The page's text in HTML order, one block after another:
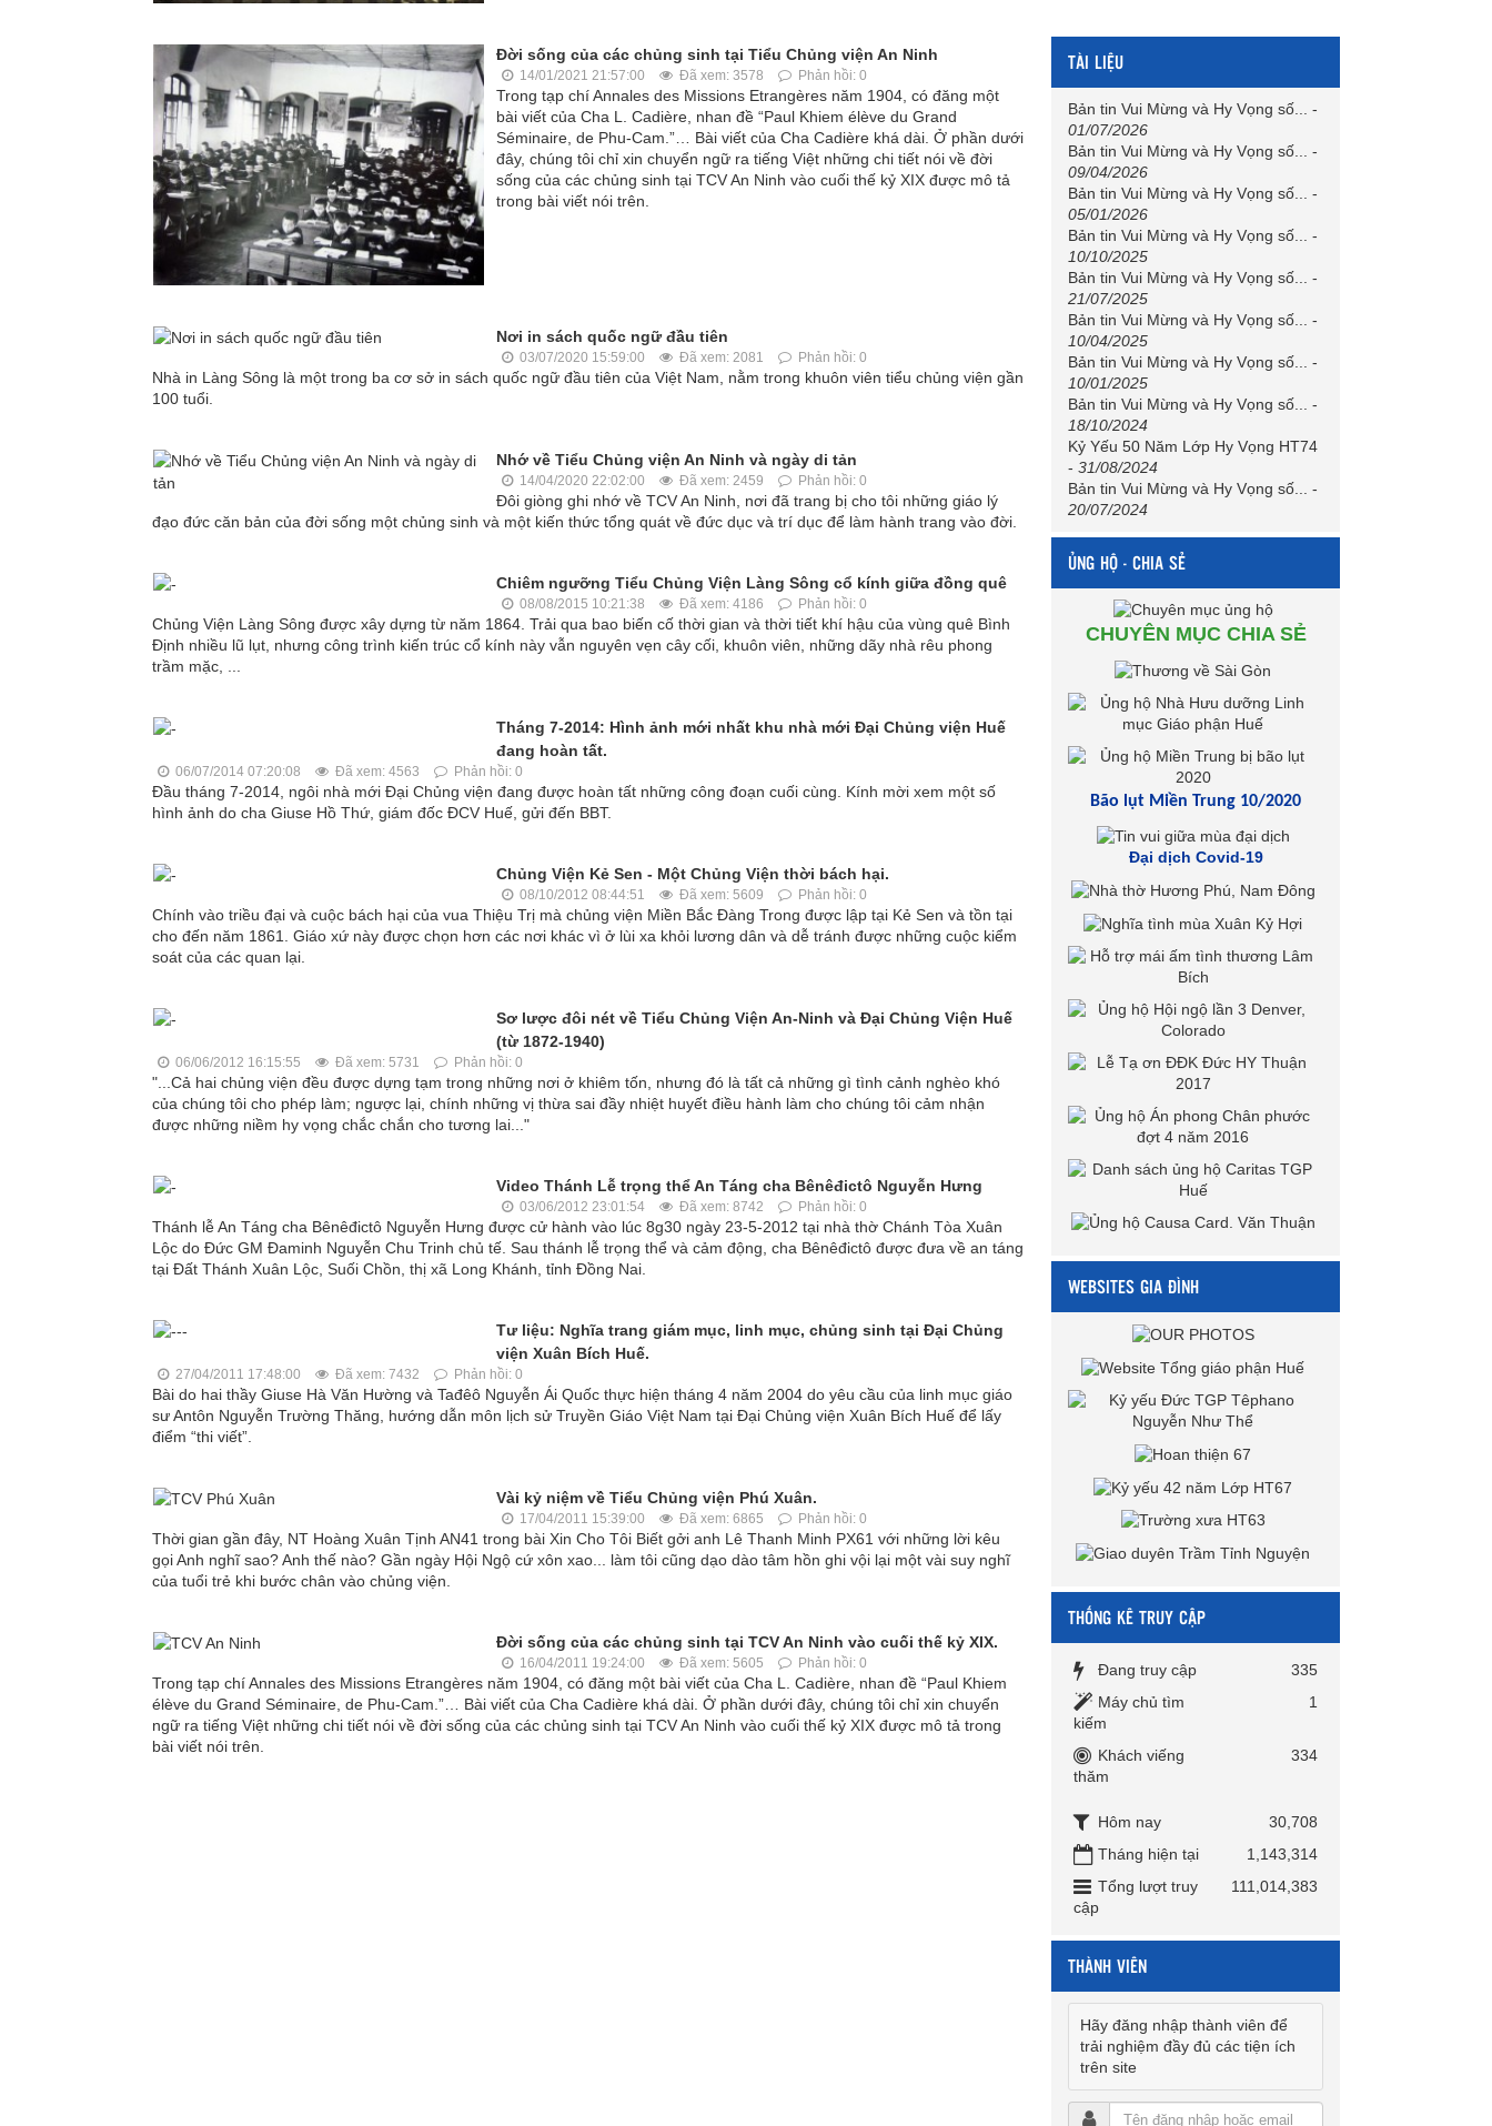
Đời sống của các chủng sinh tại Tiểu Chủng viện An Ninh
14/01/2021 21:57:00 Đã xem: 3578 Phản hồi: 0
Trong tạp chí Annales des Missions Etrangères năm 1904, có đăng một
bài viết của Cha L. Cadière, nhan đề “Paul Khiem élève du Grand
Séminaire, de Phu-Cam.”… Bài viết của Cha Cadière khá dài. Ở phần dưới
đây, chúng tôi chỉ xin chuyển ngữ ra tiếng Việt những chi tiết nói về đời
sống của các chủng sinh tại TCV An Ninh vào cuối thế kỷ XIX được mô tả
trong bài viết nói trên.
Nơi in sách quốc ngữ đầu tiên
03/07/2020 15:59:00 Đã xem: 2081 Phản hồi: 0
Nhà in Làng Sông là một trong ba cơ sở in sách quốc ngữ đầu tiên của Việt Nam, nằm trong khuôn viên tiểu chủng viện gần
100 tuổi.
Nhớ về Tiểu Chủng viện An Ninh và ngày di tản
14/04/2020 22:02:00 Đã xem: 2459 Phản hồi: 0
Đôi giòng ghi nhớ về TCV An Ninh, nơi đã trang bị cho tôi những giáo lý
đạo đức căn bản của đời sống một chủng sinh và một kiến thức tổng quát về đức dục và trí dục để làm hành trang vào đời.
Chiêm ngưỡng Tiểu Chủng Viện Làng Sông cổ kính giữa đồng quê
08/08/2015 10:21:38 Đã xem: 4186 Phản hồi: 0
Chủng Viện Làng Sông được xây dựng từ năm 1864. Trải qua bao biến cố thời gian và thời tiết khí hậu của vùng quê Bình
Định nhiều lũ lụt, nhưng công trình kiến trúc cổ kính này vẫn nguyên vẹn cây cối, khuôn viên, những dãy nhà rêu phong
trầm mặc, ...
Tháng 7-2014: Hình ảnh mới nhất khu nhà mới Đại Chủng viện Huế
đang hoàn tất.
06/07/2014 07:20:08 Đã xem: 4563 Phản hồi: 0
Đầu tháng 7-2014, ngôi nhà mới Đại Chủng viện đang được hoàn tất những công đoạn cuối cùng. Kính mời xem một số
hình ảnh do cha Giuse Hồ Thứ, giám đốc ĐCV Huế, gửi đến BBT.
Chủng Viện Kẻ Sen - Một Chủng Viện thời bách hại.
08/10/2012 08:44:51 Đã xem: 5609 Phản hồi: 0
Chính vào triều đại và cuộc bách hại của vua Thiệu Trị mà chủng viện Miền Bắc Đàng Trong được lập tại Kẻ Sen và tồn tại
cho đến năm 1861. Giáo xứ này được chọn hơn các nơi khác vì ở lùi xa khỏi lương dân và dễ tránh được những cuộc kiểm
soát của các quan lại.
Sơ lược đôi nét về Tiểu Chủng Viện An-Ninh và Đại Chủng Viện Huế
(từ 1872-1940)
06/06/2012 16:15:55 Đã xem: 5731 Phản hồi: 0
"...Cả hai chủng viện đều được dựng tạm trong những nơi ở khiêm tốn, nhưng đó là tất cả những gì tình cảnh nghèo khó
của chúng tôi cho phép làm; ngược lại, chính những vị thừa sai đầy nhiệt huyết điều hành làm cho chúng tôi cảm nhận
được những niềm hy vọng chắc chắn cho tương lai..."
Video Thánh Lễ trọng thể An Táng cha Bênêđictô Nguyễn Hưng
03/06/2012 23:01:54 Đã xem: 8742 Phản hồi: 0
Thánh lễ An Táng cha Bênêđictô Nguyễn Hưng được cử hành vào lúc 8g30 ngày 23-5-2012 tại nhà thờ Chánh Tòa Xuân
Lộc do Đức GM Đaminh Nguyễn Chu Trinh chủ tế. Sau thánh lễ trọng thể và cảm động, cha Bênêđictô được đưa về an táng
tại Đất Thánh Xuân Lộc, Suối Chồn, thị xã Long Khánh, tỉnh Đồng Nai.
Tư liệu: Nghĩa trang giám mục, linh mục, chủng sinh tại Đại Chủng
viện Xuân Bích Huế.
27/04/2011 17:48:00 Đã xem: 7432 Phản hồi: 0
Bài do hai thầy Giuse Hà Văn Hường và Tađêô Nguyễn Ái Quốc thực hiện tháng 4 năm 2004 do yêu cầu của linh mục giáo
sư Antôn Nguyễn Trường Thăng, hướng dẫn môn lịch sử Truyền Giáo Việt Nam tại Đại Chủng viện Xuân Bích Huế để lấy
điểm “thi viết”.
Vài kỷ niệm về Tiểu Chủng viện Phú Xuân.
17/04/2011 15:39:00 Đã xem: 6865 Phản hồi: 0
Thời gian gần đây, NT Hoàng Xuân Tịnh AN41 trong bài Xin Cho Tôi Biết gởi anh Lê Thanh Minh PX61 với những lời kêu
gọi Anh nghĩ sao? Anh thế nào? Gần ngày Hội Ngộ cứ xôn xao... làm tôi cũng dạo dào tâm hồn ghi vội lại một vài suy nghĩ
của tuổi trẻ khi bước chân vào chủng viện.
Đời sống của các chủng sinh tại TCV An Ninh vào cuối thế kỷ XIX.
16/04/2011 19:24:00 Đã xem: 5605 Phản hồi: 0
Trong tạp chí Annales des Missions Etrangères năm 1904, có đăng một bài viết của Cha L. Cadière, nhan đề “Paul Khiem
élève du Grand Séminaire, de Phu-Cam.”… Bài viết của Cha Cadière khá dài. Ở phần dưới đây, chúng tôi chỉ xin chuyển
ngữ ra tiếng Việt những chi tiết nói về đời sống của các chủng sinh tại TCV An Ninh vào cuối thế kỷ XIX được mô tả trong
bài viết nói trên.
TÀI LIỆU
Bản tin Vui Mừng và Hy Vọng số...
-
01/07/2026
Bản tin Vui Mừng và Hy Vọng số...
-
09/04/2026
Bản tin Vui Mừng và Hy Vọng số...
-
05/01/2026
Bản tin Vui Mừng và Hy Vọng số...
-
10/10/2025
Bản tin Vui Mừng và Hy Vọng số...
-
21/07/2025
Bản tin Vui Mừng và Hy Vọng số...
-
10/04/2025
Bản tin Vui Mừng và Hy Vọng số...
-
10/01/2025
Bản tin Vui Mừng và Hy Vọng số...
-
18/10/2024
Kỷ Yếu 50 Năm Lớp Hy Vọng HT74
- 31/08/2024
Bản tin Vui Mừng và Hy Vọng số...
-
20/07/2024
ỦNG HỘ - CHIA SẺ
CHUYÊN MỤC CHIA SẺ
Bão lụt Miền Trung 10/2020
Đại dịch Covid-19
WEBSITES GIA ĐÌNH
THỐNG KÊ TRUY CẬP
Đang truy cập
335
Máy chủ tìm
kiếm
1
Khách viếng
thăm
334
Hôm nay
30,708
Tháng hiện tại
1,143,314
Tổng lượt truy
cập
111,014,383
THÀNH VIÊN
Hãy đăng nhập thành viên để
trải nghiệm đầy đủ các tiện ích
trên site